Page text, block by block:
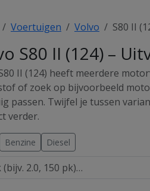
Voertuigen Volvo S80 II
S80 II (124) –
II (124) heeft meerdere
of zoek op bijvoorbeeld
passen. Twijfel je tussen
verder.
Benzine Diesel